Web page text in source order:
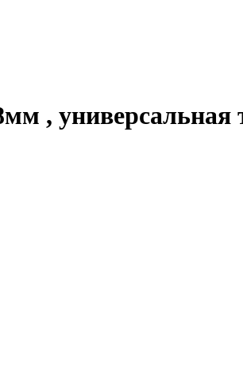
, универсальная